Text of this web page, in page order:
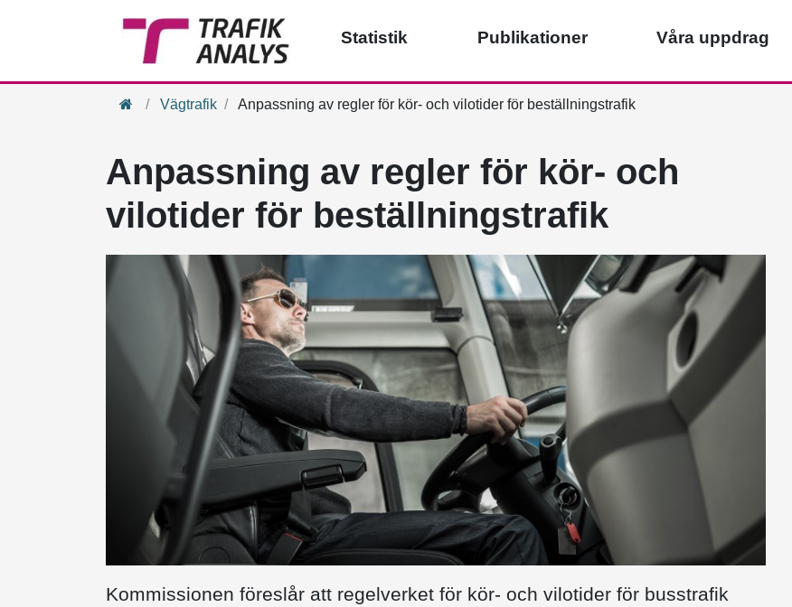
Statistik Publikationer Våra uppdrag
HemVägtrafik Anpassning av regler för kör- och vilotider för beställningstrafik
Anpassning av regler för kör- och
vilotider för beställningstrafik
Kommissionen föreslår att regelverket för kör- och vilotider för busstrafik